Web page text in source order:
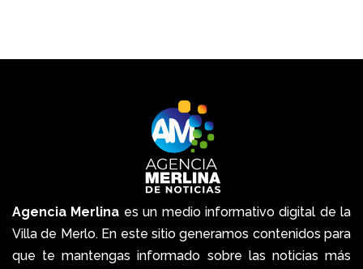
Agencia Merlina es un medio informativo digital de la
Villa de Merlo. En este sitio generamos contenidos para
que te mantengas informado sobre las noticias más